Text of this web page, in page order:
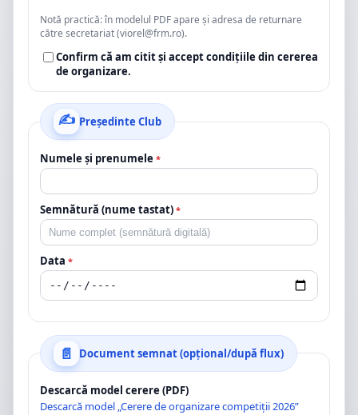
Notă practică: în modelul PDF apare și adresa de returnare
către secretariat (viorel@frm.ro).
Confirm că am citit și accept condițiile din cererea
de organizare.
Președinte Club
Numele și prenumele *
Semnătură (nume tastat) *
Data *
Document semnat (opțional/după flux)
Descarcă model cerere (PDF)
Descarcă model „Cerere de organizare competiții 2026”